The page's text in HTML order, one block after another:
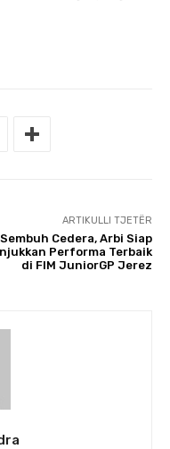
ARTIKULLI TJETËR
Sembuh Cedera, Arbi Siap
Performa Terbaik
di FIM JuniorGP Jerez